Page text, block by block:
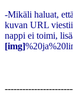
-Mikäli haluat,
kuvan URL
nappi ei toimi,
[img]